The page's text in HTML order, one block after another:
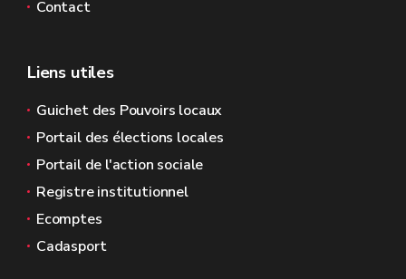
Contact
Liens utiles
Guichet des Pouvoirs locaux
Portail des élections locales
Portail de l'action sociale
Registre institutionnel
Ecomptes
Cadasport